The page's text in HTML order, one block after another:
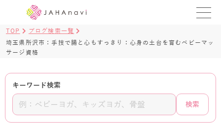
ヨガ資格講座 ›
TOP
ブログ検索一覧
埼玉県所沢市：手技で腸と心もすっきり：心身の土台を育むベビーマッ
サージ資格
キーワード検索
検索